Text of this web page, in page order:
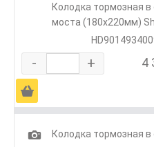
Колодка тормозная в
моста (180х220мм)
- + 4
Ä
1
Колодка тормозная